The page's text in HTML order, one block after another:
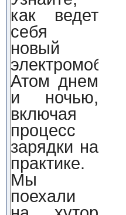
как ведет
себя
новый
электромобиль
Атом днем
и ночью,
включая
процесс
зарядки на
практике.
Мы
поехали